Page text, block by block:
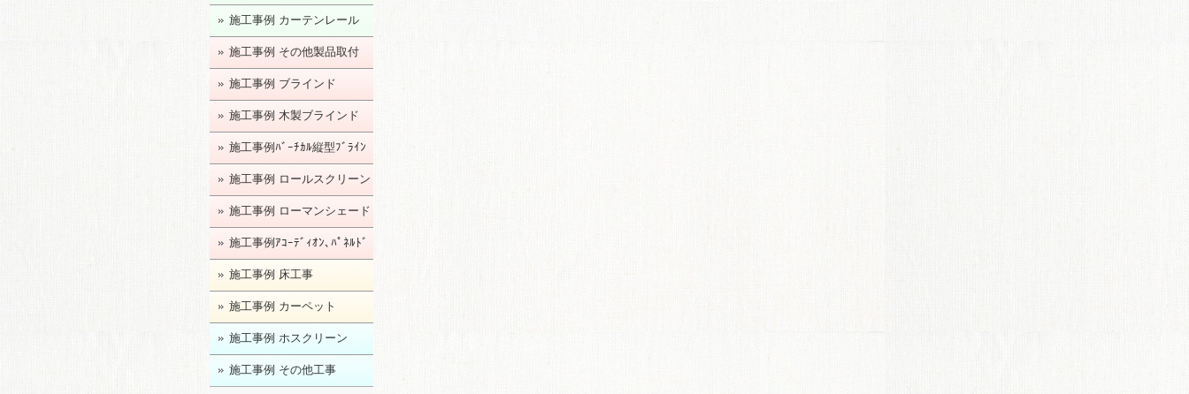
施工事例 カーテンレール
施工事例 その他製品取付
施工事例 ブラインド
施工事例 木製ブラインド
施工事例ﾊﾞｰﾁｶﾙ縦型ﾌﾞﾗｲﾝ
ﾄﾞ 施工事例 ロールスクリーン
施工事例 ローマンシェード
施工事例ｱｺｰﾃﾞｨｵﾝ､ﾊﾟﾈﾙﾄﾞ
施工事例 床工事
施工事例 カーペット
施工事例 ホスクリーン
施工事例 その他工事